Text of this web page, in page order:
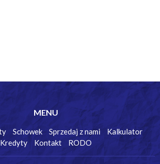
MENU
Schowek Sprzedaj z nami
Kalkulator
Kredyty
Kontakt RODO